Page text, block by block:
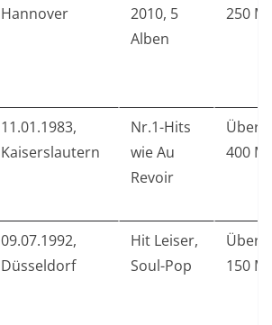
Hannover
2010, 5
Alben
250
11.01.1983,
Kaiserslautern
Nr.1-Hits
wie Au
Revoir
Über
400
09.07.1992,
Düsseldorf
Hit Leiser,
Soul-Pop
Über
150